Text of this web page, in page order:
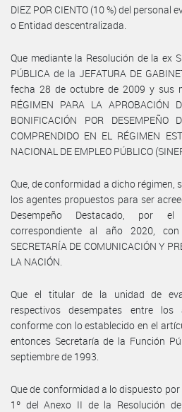
DIEZ POR CIENTO (10 %) del
o Entidad descentralizada.
Que mediante la Resolución de la ex
PÚBLICA de la JEFATURA DE
fecha 28 de octubre de 2009 y sus
RÉGIMEN PARA LA APROBACIÓN
BONIFICACIÓN POR DESEMPEÑO
COMPRENDIDO EN EL RÉGIMEN
NACIONAL DE EMPLEO PÚBLICO
Que, de conformidad a dicho régimen,
los agentes propuestos para ser
Desempeño Destacado, por
correspondiente al año 2020,
SECRETARÍA DE COMUNICACIÓN Y
LA NACIÓN.
Que el titular de la unidad de
respectivos desempates entre
conforme con lo establecido en el
entonces Secretaría de la Función
septiembre de 1993.
Que de conformidad a lo dispuesto
1º del Anexo II de la Resolución de